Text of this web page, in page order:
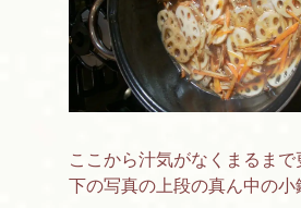
ここから汁気がなくまるまで
下の写真の上段の真ん中の